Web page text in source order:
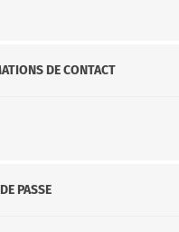
DE CONTACT
PASSE